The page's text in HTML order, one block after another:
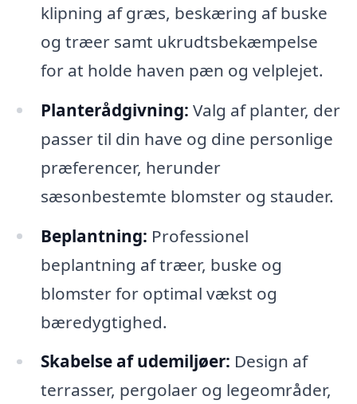
klipning af græs, beskæring af buske
og træer samt ukrudtsbekæmpelse
for at holde haven pæn og velplejet.
Planterådgivning: Valg af planter, der
passer til din have og dine personlige
præferencer, herunder
sæsonbestemte blomster og stauder.
Beplantning: Professionel
beplantning af træer, buske og
blomster for optimal vækst og
bæredygtighed.
Skabelse af udemiljøer: Design af
terrasser, pergolaer og legeområder,